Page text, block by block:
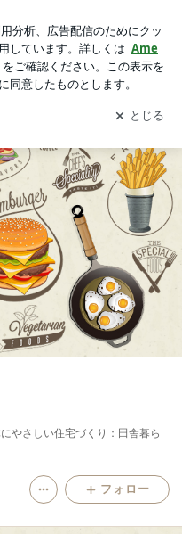
新通知
を受け取りまし
開く
やさしい住宅づくり：田舎暮ら
フォロー